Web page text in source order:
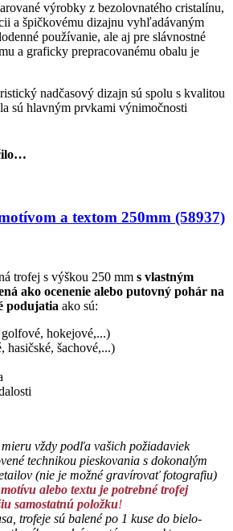
výrobky z bezolovnatého cristalínu,
a špičkovému dizajnu vyhľadávaným
používanie, ale aj pre slávnostné
a graficky prepracovanému obalu je
nadčasový dizajn sú spolu s kvalitou
sú hlavným prvkami výnimočnosti
a textom 250mm (58937)
trofej s výškou 250 mm s vlastným
ako ocenenie alebo putovný pohár na
podujatia ako sú:
hokejové,...)
hasičské, šachové,...)
vždy podľa vašich požiadaviek
technikou pieskovania s dokonalým
(nie je možné gravírovať fotografiu)
alebo textu je potrebné trofej
samostatnú položku!
trofeje sú balené po 1 kuse do bielo-